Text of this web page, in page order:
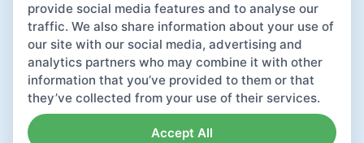
provide social media features and to analyse our
traffic. We also share information about your use of
our site with our social media, advertising and
analytics partners who may combine it with other
information that you’ve provided to them or that
they’ve collected from your use of their services.
Accept All